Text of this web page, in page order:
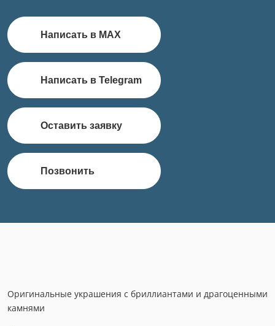
Написать в MAX
Написать в Telegram
Оставить заявку
Позвонить
Оригинальные украшения с бриллиантами и драгоценными
камнями